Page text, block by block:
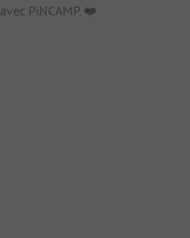
PiNCAMP. ❤️️